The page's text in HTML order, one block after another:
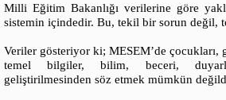
Milli Eğitim Bakanlığı verilerine göre
sistemin içindedir. Bu, tekil bir sorun değil,
Veriler gösteriyor ki; MESEM’de çocukları,
temel bilgiler, bilim, beceri,
geliştirilmesinden söz etmek mümkün